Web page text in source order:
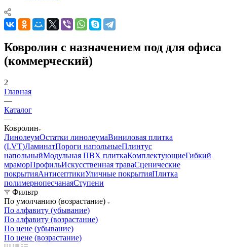
Ковролин с назначением под для офиса
(коммерческий)
2
Главная
—
Каталог
—
Ковролин
ЛинолеумОстатки линолеумаВиниловая плитка
(LVT)ЛаминатПороги напольныеПлинтус
напольныйМодульная ПВХ плиткаКомплектующиеГибкий
мраморПрофильИскусственная траваСценические
покрытияАнтисептикиУличные покрытияПлитка
полимернопесчанаяСтупени
Фильтр
По умолчанию (возрастание)
По алфавиту (убывание)
По алфавиту (возрастание)
По цене (убывание)
По цене (возрастание)